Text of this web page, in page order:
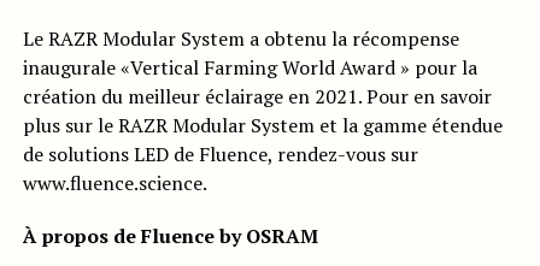
Le RAZR Modular System a obtenu la récompense
inaugurale «Vertical Farming World Award » pour la
création du meilleur éclairage en 2021. Pour en savoir
plus sur le RAZR Modular System et la gamme étendue
de solutions LED de Fluence, rendez-vous sur
www.fluence.science.
À propos de Fluence by OSRAM